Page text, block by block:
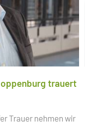
trauert
Trauer nehmen wir